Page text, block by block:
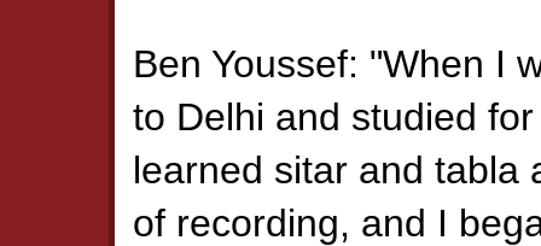
Ben Youssef: "When I
to Delhi and studied
learned sitar and tabla
of recording, and I